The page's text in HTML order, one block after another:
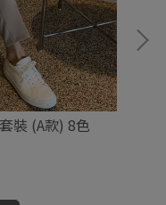
裝 (A款) 8色